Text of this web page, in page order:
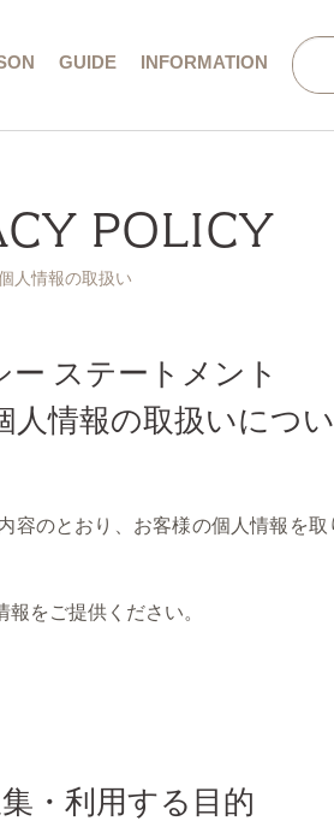
GUIDE INFORMATION
POLICY
人情報の取扱い
ー ステートメント
人情報の取扱いにつ
容のとおり、お客様の個人情報を
をご提供ください。
・利用する目的